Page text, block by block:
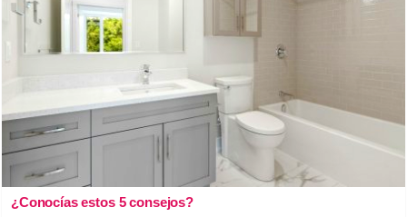
¿Conocías estos 5 consejos?